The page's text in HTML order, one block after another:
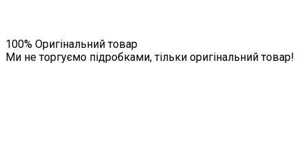
100% Оригінальний товар
Ми не торгуємо підробками, тільки оригінальний товар!